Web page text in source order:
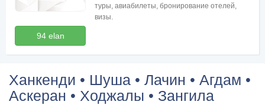
94 elan
туры, авиабилеты, бронирование отелей,
визы.
Ханкенди • Шуша • Лачин • Агдам •
Аскеран • Ходжалы • Зангила